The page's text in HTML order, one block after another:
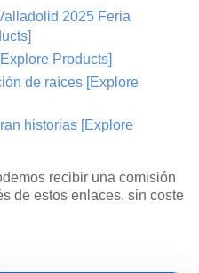
2025 Feria
Products]
de raíces [Explore
historias [Explore
recibir una comisión
de estos enlaces, sin coste